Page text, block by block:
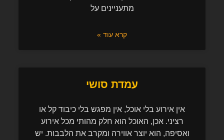
מתעניינים על
קרא עוד »
עמדת סושי
אין אירוע בלי אוכל, אין מפגש בלי כיבוד קל או
רציני. אכן, האוכל הוא חלק מהותי מכל אירוע
ואסיפה, הוא יוצר אווירה ומקרב את הלבבות. יש